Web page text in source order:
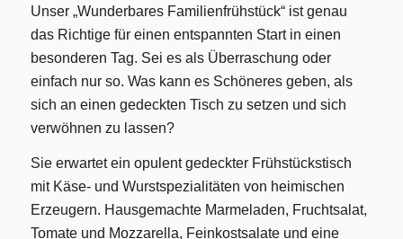
Unser „Wunderbares Familienfrühstück“ ist genau
das Richtige für einen entspannten Start in einen
besonderen Tag. Sei es als Überraschung oder
einfach nur so. Was kann es Schöneres geben, als
sich an einen gedeckten Tisch zu setzen und sich
verwöhnen zu lassen?
Sie erwartet ein opulent gedeckter Frühstückstisch
mit Käse- und Wurstspezialitäten von heimischen
Erzeugern. Hausgemachte Marmeladen, Fruchtsalat,
Tomate und Mozzarella, Feinkostsalate und eine